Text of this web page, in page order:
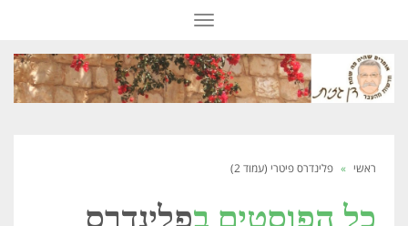
תפריט
ראשי » פלינדרס פיטרי (עמוד 2)
כל הפוסטים בפלינדרס